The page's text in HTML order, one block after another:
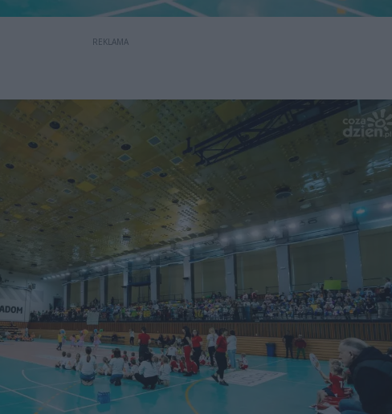
REKLAMA